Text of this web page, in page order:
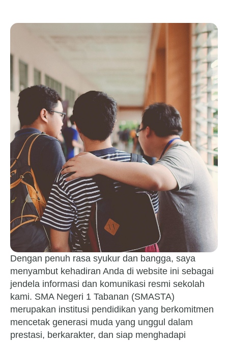
Dengan penuh rasa syukur dan bangga, saya
menyambut kehadiran Anda di website ini sebagai
jendela informasi dan komunikasi resmi sekolah
kami. SMA Negeri 1 Tabanan (SMASTA)
merupakan institusi pendidikan yang berkomitmen
mencetak generasi muda yang unggul dalam
prestasi, berkarakter, dan siap menghadapi